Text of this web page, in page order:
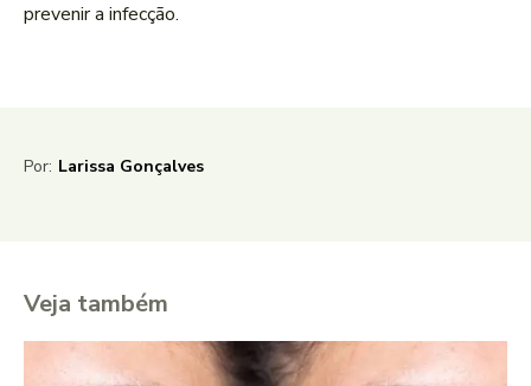
prevenir a infecção.
Por: Larissa Gonçalves
Veja também